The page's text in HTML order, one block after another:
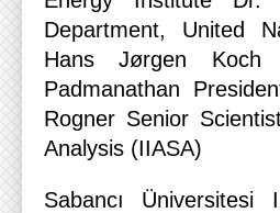
Department, United
Hans Jørgen Koch
Padmanathan
Rogner Senior
Analysis (IIASA)
Sabancı Üniversitesi